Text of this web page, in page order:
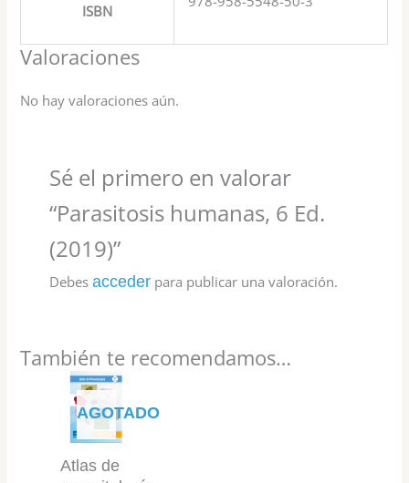
ISBN
Valoraciones
No hay valoraciones aún.
Sé el primero en valorar
“Parasitosis humanas, 6 Ed.
(2019)”
Debes accederpara publicar una valoración.
También te recomendamos…
AGOTADO
Atlas de